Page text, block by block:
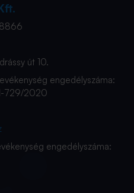
út 10.
engedélyszáma:
729/2020
engedélyszáma: